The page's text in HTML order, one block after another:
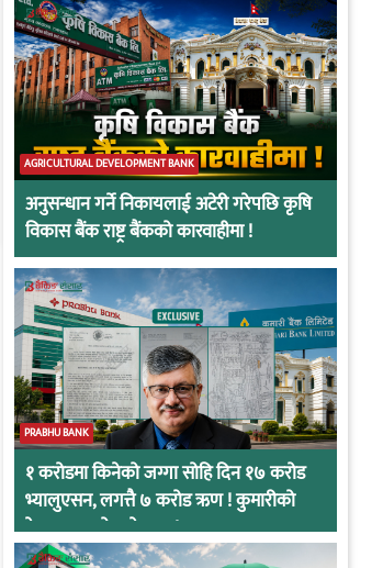
AGRICULTURAL DEVELOPMENT BANK
अनुसन्धान गर्ने निकायलाई अटेरी गरेपछि कृषि
विकास बैंक राष्ट्र बैंकको कारवाहीमा !
PRABHU BANK
१ करोडमा किनेको जग्गा सोहि दिन १७ करोड
भ्यालुएसन, लगत्तै ७ करोड ऋण ! कुमारीको
केसमा प्रभुको कनेक्सन !